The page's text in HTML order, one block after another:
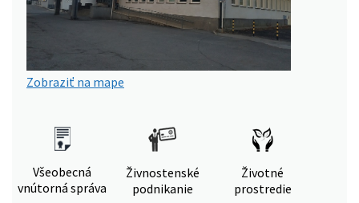
Zobraziť na mape
Všeobecná
vnútorná správa
Živnostenské
podnikanie
Životné
prostredie